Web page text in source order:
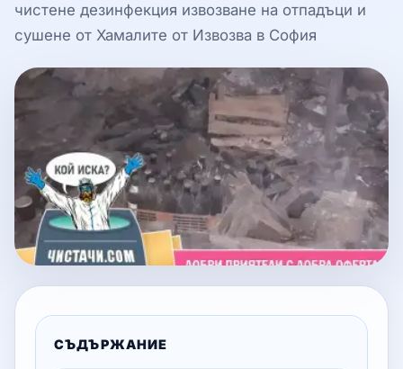
чистене дезинфекция извозване на отпадъци и
сушене от Хамалите от Извозва в София
СЪДЪРЖАНИЕ